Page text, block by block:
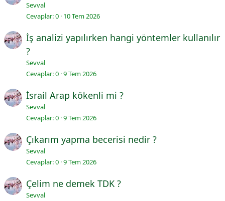
Sevval
Cevaplar 0 10 Tem 2026
İş analizi yapılırken hangi yöntemler kullanılır
?
Sevval
Cevaplar 0 9 Tem 2026
İsrail Arap kökenli mi ?
Sevval
Cevaplar 0 9 Tem 2026
Çıkarım yapma becerisi nedir ?
Sevval
Cevaplar 0 9 Tem 2026
Çelim ne demek TDK ?
Sevval